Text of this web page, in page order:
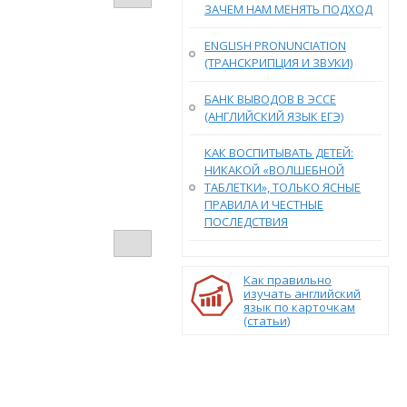
ЗАЧЕМ НАМ МЕНЯТЬ ПОДХОД
ENGLISH PRONUNCIATION
(ТРАНСКРИПЦИЯ И ЗВУКИ)
БАНК ВЫВОДОВ В ЭССЕ
(АНГЛИЙСКИЙ ЯЗЫК ЕГЭ)
КАК ВОСПИТЫВАТЬ ДЕТЕЙ:
НИКАКОЙ «ВОЛШЕБНОЙ
ТАБЛЕТКИ», ТОЛЬКО ЯСНЫЕ
ПРАВИЛА И ЧЕСТНЫЕ
ПОСЛЕДСТВИЯ
Как правильно
изучать английский
язык по карточкам
(статьи)